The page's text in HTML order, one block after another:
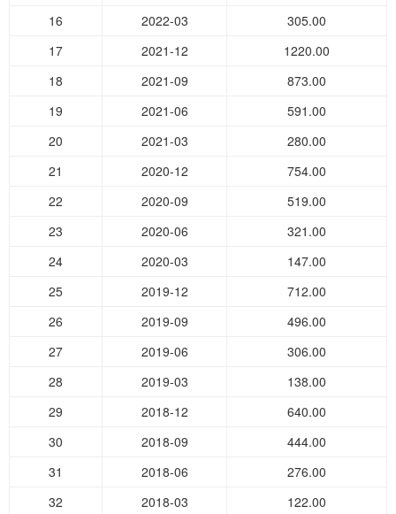
16
2022-03
305.00
17
2021-12
1220.00
18
2021-09
873.00
19
2021-06
591.00
20
2021-03
280.00
21
2020-12
754.00
22
2020-09
519.00
23
2020-06
321.00
24
2020-03
147.00
25
2019-12
712.00
26
2019-09
496.00
27
2019-06
306.00
28
2019-03
138.00
29
2018-12
640.00
30
2018-09
444.00
31
2018-06
276.00
32
2018-03 122.00